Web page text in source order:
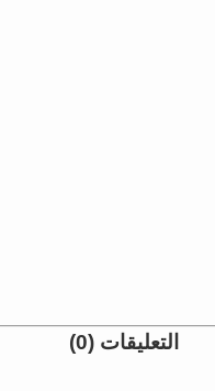
التعليقات (0)